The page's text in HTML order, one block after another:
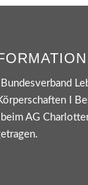
Bundesverband
I
AG